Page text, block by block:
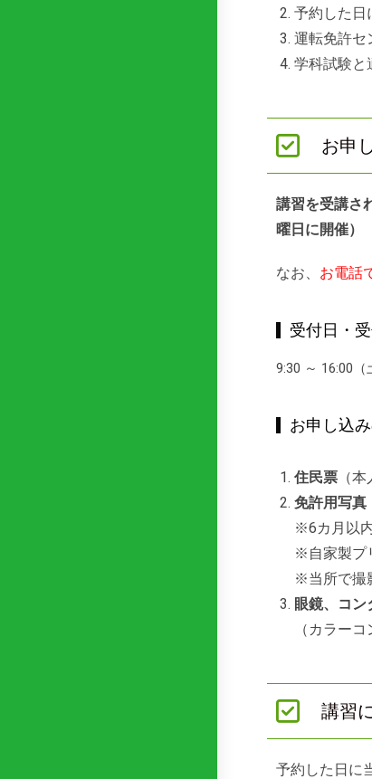
予約した日
運転免許セ
学科試験と
お申
講習を受講さ
曜日に開催​）
なお、 お電話
受付日・
9:30 ～ 16:00（
お申し込
住民票 （
免許用写真
※6カ月以
※自家製プ
※当所で撮
眼鏡、コン
（カラー
講習
予約した日に